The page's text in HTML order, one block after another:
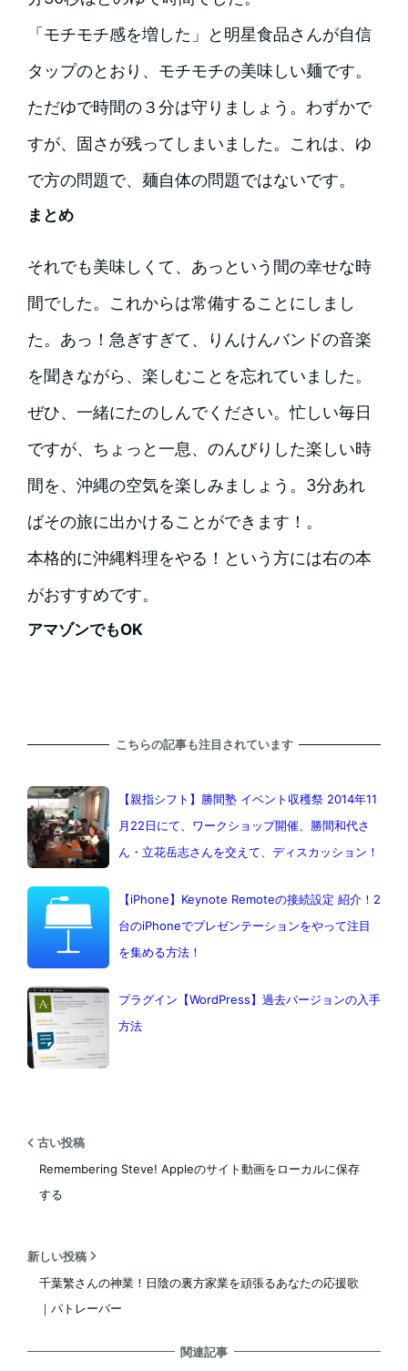
「モチモチ感を増した」と明星食品さんが自信
タップのとおり、モチモチの美味しい麺です。
ただゆで時間の３分は守りましょう。わずかで
すが、固さが残ってしまいました。これは、ゆ
で方の問題で、麺自体の問題ではないです。
まとめ
それでも美味しくて、あっという間の幸せな時
間でした。これからは常備することにしまし
た。あっ！急ぎすぎて、りんけんバンドの音楽
を聞きながら、楽しむことを忘れていました。
ぜひ、一緒にたのしんでください。忙しい毎日
ですが、ちょっと一息、のんびりした楽しい時
間を、沖縄の空気を楽しみましょう。3分あれ
ばその旅に出かけることができます！。
本格的に沖縄料理をやる！という方には右の本
がおすすめです。
アマゾンでもOK
こちらの記事も注目されています
【親指シフト】勝間塾 イベント収穫祭 2014年11
月22日にて、ワークショップ開催、勝間和代さ
ん・立花岳志さんを交えて、ディスカッション！
【iPhone】Keynote Remoteの接続設定 紹介！2
台のiPhoneでプレゼンテーションをやって注目
を集める方法！
プラグイン【WordPress】過去バージョンの入手
方法
古い投稿
Remembering Steve! Appleのサイト動画をローカルに保存
する
新しい投稿
千葉繁さんの神業！日陰の裏方家業を頑張るあなたの応援歌
｜パトレーバー
関連記事